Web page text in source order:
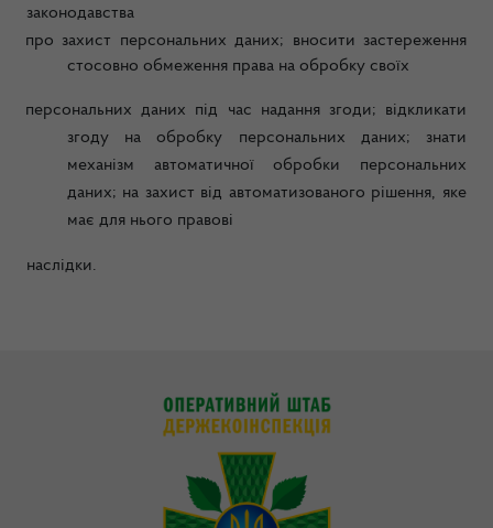
законодавства
про захист персональних даних; вносити застереження
стосовно обмеження права на обробку своїх
персональних даних під час надання згоди; відкликати
згоду на обробку персональних даних; знати
механізм автоматичної обробки персональних
даних; на захист від автоматизованого рішення, яке
має для нього правові
наслідки.